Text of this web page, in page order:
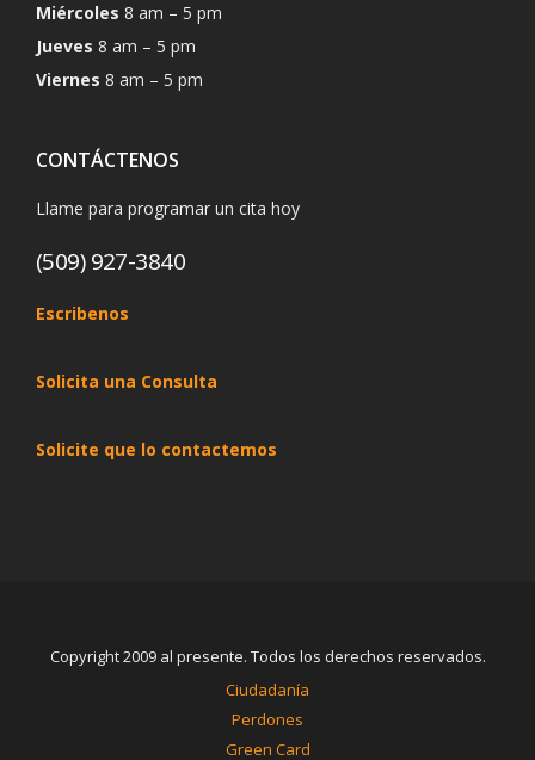
Miércoles 8 am – 5 pm
Jueves 8 am – 5 pm
Viernes 8 am – 5 pm
CONTÁCTENOS
Llame para programar un cita hoy
(509) 927-3840
Escribenos
Solicita una Consulta
Solicite que lo contactemos
Copyright 2009 al presente. Todos los derechos reservados.
Ciudadanía
Perdones
Green Card